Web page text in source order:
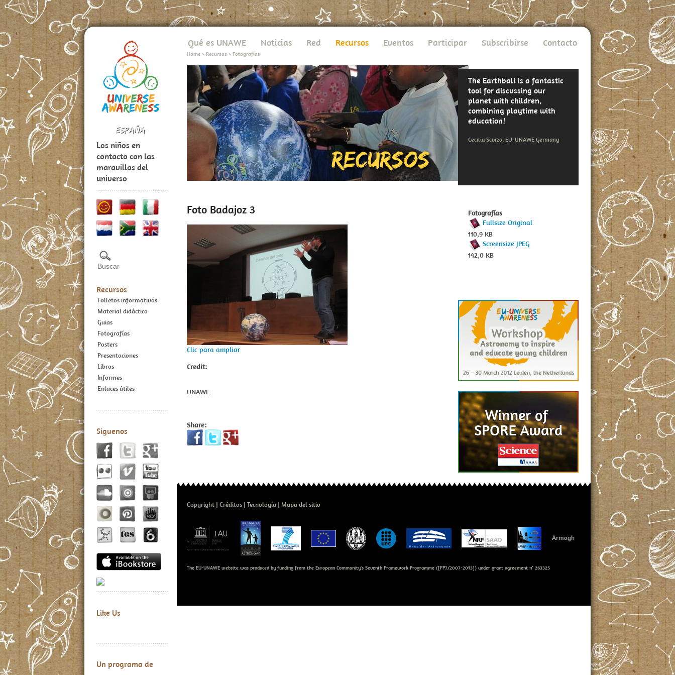
Los niños en
contacto con las
maravillas del
universo
Recursos
Folletos informativos
Material didáctico
Guias
Fotografías
Posters
Presentaciones
Libros
Informes
Enlaces útiles
Siguenos
Like Us
Un programa de
Qué es UNAWE Noticias Red Recursos Eventos Participar Subscribirse Contacto
Home > Recursos > Fotografías
The Earthball is a fantastic
tool for discussing our
planet with children,
combining playtime with
education!
Cecilia Scorza, EU-UNAWE Germany
Foto Badajoz 3
Clic para ampliar
Credit:
UNAWE
Share:
Fotografías
Fullsize Original
110,9 KB
Screensize JPEG
142,0 KB
Copyright Créditos Tecnología Mapa del sitio
Armagh
The EU-UNAWE website was produced by funding from the European Community's Seventh Framework Programme ([FP7/2007-2013]) under grant agreement n° 263325